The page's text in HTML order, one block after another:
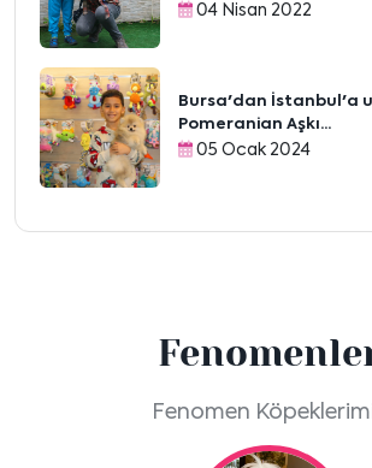
04 Nisan 2022
Bursa'dan İstanbul'a
Pomeranian Aşkı...
05 Ocak 2024
Fenomen